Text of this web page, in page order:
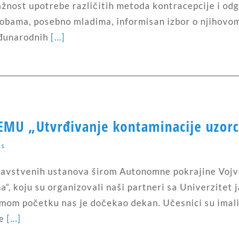
upotrebe različitih metoda kontracepcije i
posebno mladima, informisan izbor o
[...]
„Utvrđivanje kontaminacije
ustanova širom Autonomne pokrajine
koju su organizovali naši partneri sa Univerzitet
početku nas je dočekao dekan. Učesnici su
[...]